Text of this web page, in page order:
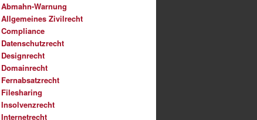
Abmahn-Warnung
Allgemeines Zivilrecht
Compliance
Datenschutzrecht
Designrecht
Domainrecht
Fernabsatzrecht
Filesharing
Insolvenzrecht
Internetrecht